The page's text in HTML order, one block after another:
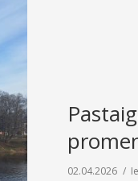
02.04.2026